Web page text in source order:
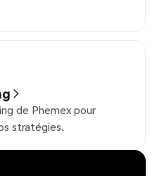
de Phemex pour
stratégies.